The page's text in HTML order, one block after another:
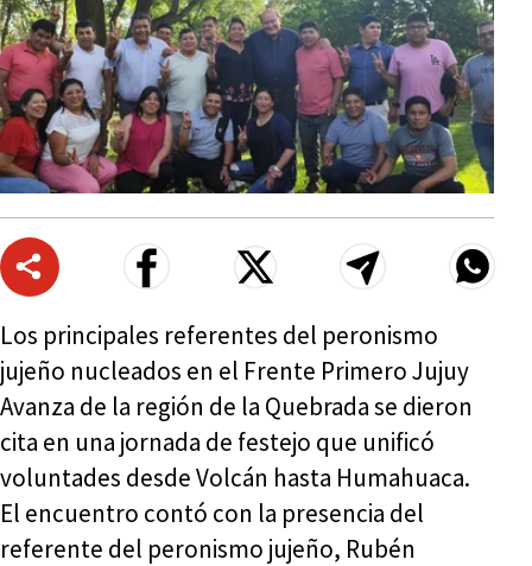
Los principales referentes del peronismo
jujeño nucleados en el Frente Primero Jujuy
Avanza de la región de la Quebrada se dieron
cita en una jornada de festejo que unificó
voluntades desde Volcán hasta Humahuaca.
El encuentro contó con la presencia del
referente del peronismo jujeño, Rubén